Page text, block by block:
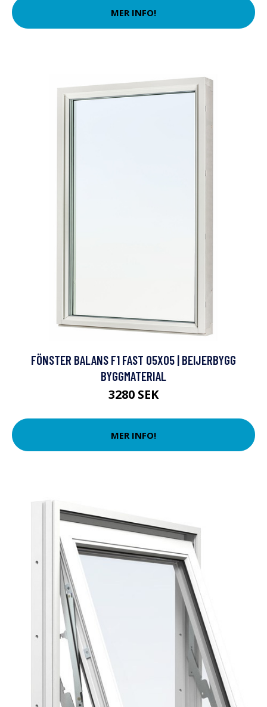
MER INFO!
FÖNSTER BALANS F1 FAST 05X05 | BEIJERBYGG
BYGGMATERIAL
3280 SEK
MER INFO!